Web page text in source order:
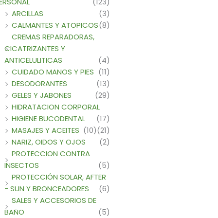
ARCILLAS
(3)
CALMANTES Y ATOPICOS(8)
CREMAS REPARADORAS,
CICATRIZANTES Y
ANTICELULITICAS
(4)
CUIDADO MANOS Y PIES (11)
DESODORANTES
(13)
GELES Y JABONES
(29)
HIDRATACION CORPORAL
(17)
HIGIENE BUCODENTAL
(21)
MASAJES Y ACEITES (10)
NARIZ, OIDOS Y OJOS
(2)
PROTECCION CONTRA
INSECTOS
(5)
PROTECCIÓN SOLAR, AFTER
- SUN Y BRONCEADORES
(6)
SALES Y ACCESORIOS DE
BAÑO
(5)